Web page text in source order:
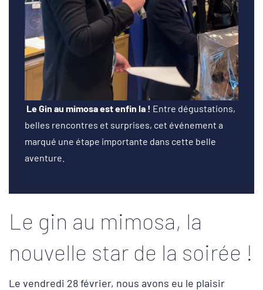
Le Gin au mimosa est enfin la ! Entre dégustations,
belles rencontres et surprises, cet événement a
marqué une étape importante dans cette belle
aventure.
Le gin au mimosa, la
nouvelle star de la soirée !
Le vendredi 28 février, nous avons eu le plaisir